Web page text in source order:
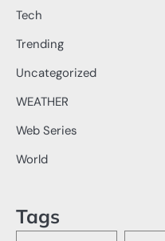
Tech
Trending
Uncategorized
WEATHER
Web Series
World
Tags